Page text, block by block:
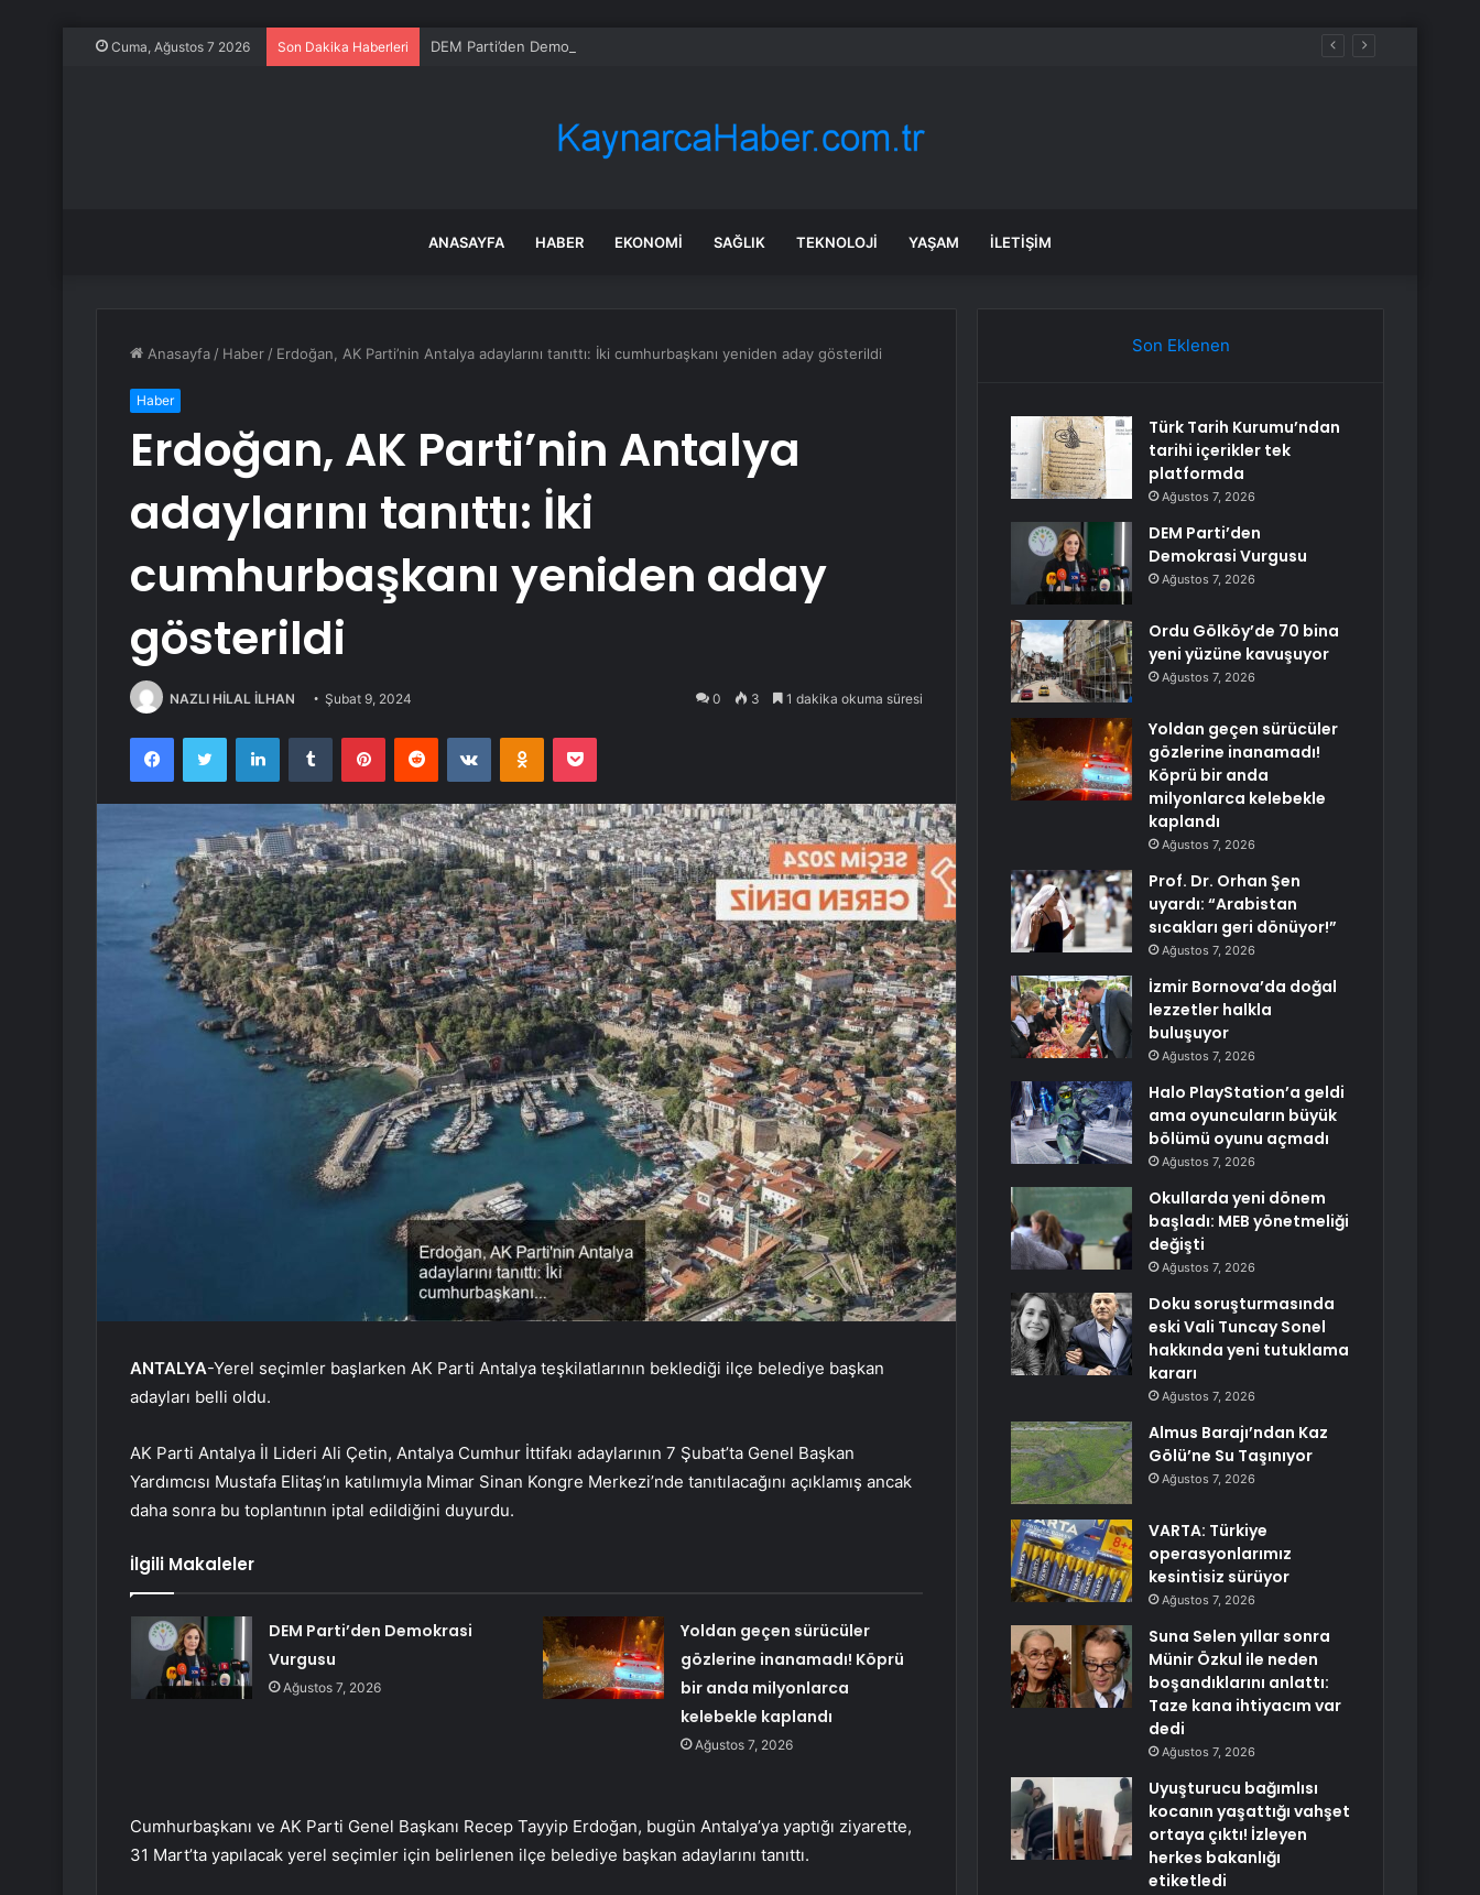
Cuma, Ağustos 7 2026 Son Dakika Haberleri DEM Parti’den Demokrasi Vurgusu
ANASAYFA HABER EKONOMI SAĞLIK TEKNOLOJI YAŞAM İLETIŞIM
Anasayfa / Haber / Erdoğan, AK Parti’nin Antalya adaylarını tanıttı: İki cumhurbaşkanı yeniden aday gösterildi
Haber
Erdoğan, AK Parti’nin Antalya
adaylarını tanıttı: İki
cumhurbaşkanı yeniden aday
gösterildi
NAZLI HİLAL İLHAN Şubat 9, 2024 0 3 1 dakika okuma süresi
FacebookTwitter LinkedInTumblr PinterestReddit VKontakteOdnoklassniki
Pocket
ANTALYA-Yerel seçimler başlarken AK Parti Antalya teşkilatlarının beklediği ilçe belediye başkan
adayları belli oldu.
AK Parti Antalya İl Lideri Ali Çetin, Antalya Cumhur İttifakı adaylarının 7 Şubat’ta Genel Başkan
Yardımcısı Mustafa Elitaş’ın katılımıyla Mimar Sinan Kongre Merkezi’nde tanıtılacağını açıklamış ancak
daha sonra bu toplantının iptal edildiğini duyurdu.
İlgili Makaleler
DEM Parti’den Demokrasi
Vurgusu
Ağustos 7, 2026
Yoldan geçen sürücüler
gözlerine inanamadı! Köprü
bir anda milyonlarca
kelebekle kaplandı
Ağustos 7, 2026
Cumhurbaşkanı ve AK Parti Genel Başkanı Recep Tayyip Erdoğan, bugün Antalya’ya yaptığı ziyarette,
31 Mart’ta yapılacak yerel seçimler için belirlenen ilçe belediye başkan adaylarını tanıttı.
Son Eklenen
Türk Tarih Kurumu’ndan
tarihi içerikler tek
platformda
Ağustos 7, 2026
DEM Parti’den
Demokrasi Vurgusu
Ağustos 7, 2026
Ordu Gölköy’de 70 bina
yeni yüzüne kavuşuyor
Ağustos 7, 2026
Yoldan geçen sürücüler
gözlerine inanamadı!
Köprü bir anda
milyonlarca kelebekle
kaplandı
Ağustos 7, 2026
Prof. Dr. Orhan Şen
uyardı: “Arabistan
sıcakları geri dönüyor!”
Ağustos 7, 2026
İzmir Bornova’da doğal
lezzetler halkla
buluşuyor
Ağustos 7, 2026
Halo PlayStation’a geldi
ama oyuncuların büyük
bölümü oyunu açmadı
Ağustos 7, 2026
Okullarda yeni dönem
başladı: MEB yönetmeliği
değişti
Ağustos 7, 2026
Doku soruşturmasında
eski Vali Tuncay Sonel
hakkında yeni tutuklama
kararı
Ağustos 7, 2026
Almus Barajı’ndan Kaz
Gölü’ne Su Taşınıyor
Ağustos 7, 2026
VARTA: Türkiye
operasyonlarımız
kesintisiz sürüyor
Ağustos 7, 2026
Suna Selen yıllar sonra
Münir Özkul ile neden
boşandıklarını anlattı:
Taze kana ihtiyacım var
dedi
Ağustos 7, 2026
Uyuşturucu bağımlısı
kocanın yaşattığı vahşet
ortaya çıktı! İzleyen
herkes bakanlığı
etiketledi